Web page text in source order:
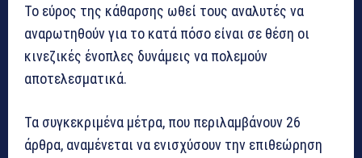
Το εύρος της κάθαρσης ωθεί τους αναλυτές να
αναρωτηθούν για το κατά πόσο είναι σε θέση οι
κινεζικές ένοπλες δυνάμεις να πολεμούν
αποτελεσματικά.
Τα συγκεκριμένα μέτρα, που περιλαμβάνουν 26
άρθρα, αναμένεται να ενισχύσουν την επιθεώρηση